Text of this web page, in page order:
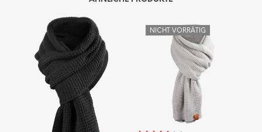
Produktseite
NICHT VORRÄTIG